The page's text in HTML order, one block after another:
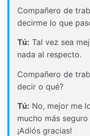
Compañero de
decirme lo que
Tú: Tal vez sea
nada al respecto.
Compañero de
decir o qué?
Tú: No, mejor me
mucho más
¡Adiós gracias!